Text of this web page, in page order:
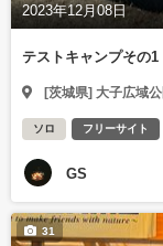
2023年12月08日
テストキャンプその1
[茨城県] 大子広域
ソロ フリーサイト
GS
31